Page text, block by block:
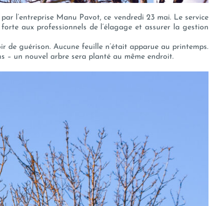
l’entreprise Manu Pavot, ce vendredi 23 mai. Le service
aux professionnels de l’élagage et assurer la gestion
de guérison. Aucune feuille n’était apparue au printemps.
– un nouvel arbre sera planté au même endroit.